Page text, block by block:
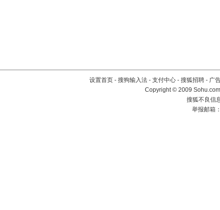
设置首页 - 搜狗输入法 - 支付中心 - 搜狐招聘 - 广
Copyright © 2009
搜狐不良信
举报邮箱